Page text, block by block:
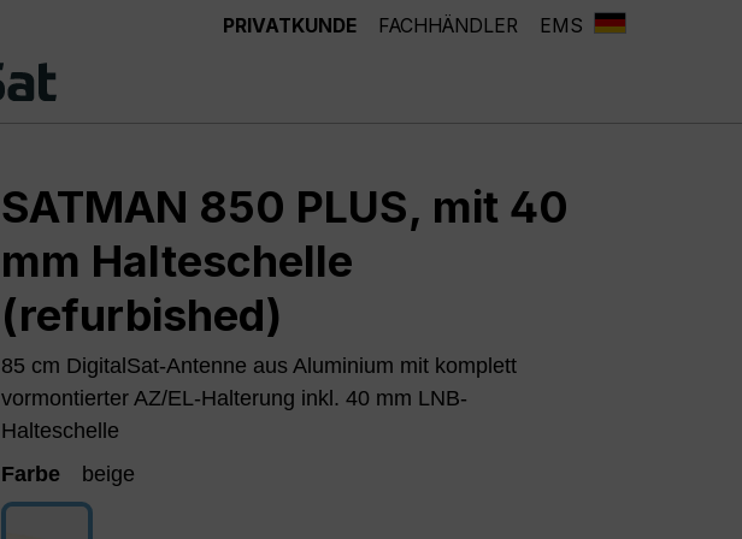
PRIVATKUNDE FACHHÄNDLER EMS
SATMAN 850 PLUS, mit 40
mm Halteschelle
(refurbished)
85 cm DigitalSat-Antenne aus Aluminium mit komplett
vormontierter AZ/EL-Halterung inkl. 40 mm LNB-
Halteschelle
Farbe
beige